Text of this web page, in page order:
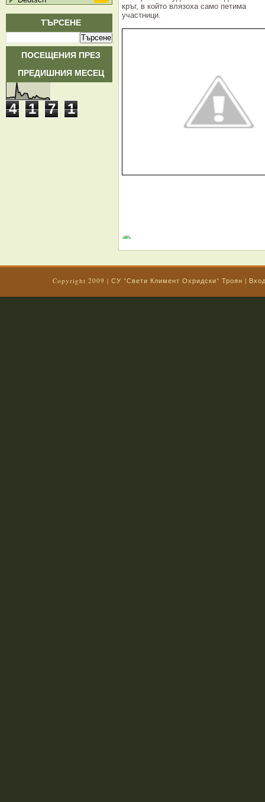
ТЪРСЕНЕ
ПОСЕЩЕНИЯ ПРЕЗ
ПРЕДИШНИЯ МЕСЕЦ
4 1 7 1
кръг, в който влязоха само петима
участници.
Copyright 2009 | СУ "Свети Климент Охридски" Троян |